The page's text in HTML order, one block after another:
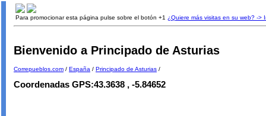
Para promocionar esta página pulse sobre el botón +1 ¿Quiere más visitas en su web? ->
Bienvenido a Principado de Asturias
Correpueblos.com / España / Principado de Asturias /
Coordenadas GPS:43.3638 , -5.84652